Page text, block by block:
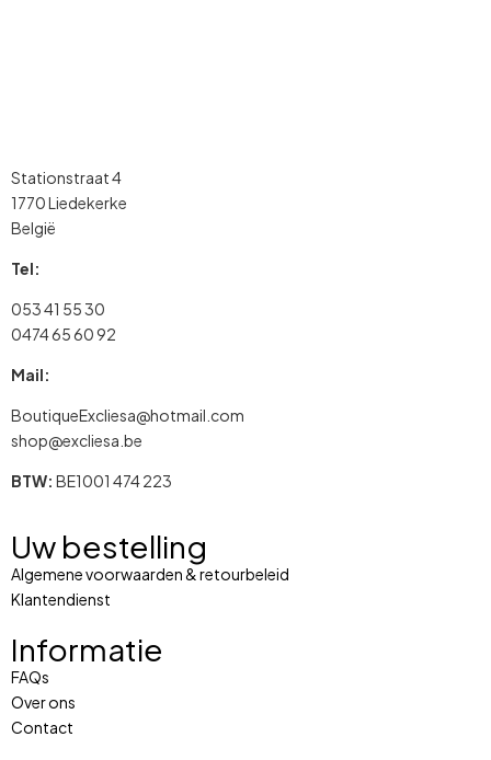
Stationstraat 4
1770 Liedekerke
België
Tel:
053 41 55 30
0474 65 60 92
Mail:
BoutiqueExcliesa@hotmail.com
shop@excliesa.be
BTW: BE1001 474 223
Uw bestelling
Algemene voorwaarden & retourbeleid
Klantendienst
Informatie
FAQs
Over ons
Contact